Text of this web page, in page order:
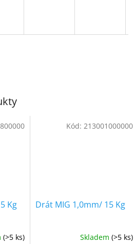
Kg
(>5 ks)
Drát MIG 1,0mm/ 15 Kg
Skladem (>5 ks)
Kód: 213001000000